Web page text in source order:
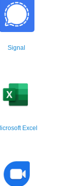
Signal
Excel